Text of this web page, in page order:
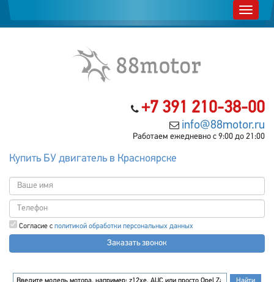
+7 391 210-38-00
info@88motor.ru
Работаем ежедневно с 9:00 до 21:00
Купить БУ двигатель в Красноярске
Согласие с политикой обработки персональных данных
Заказать звонок